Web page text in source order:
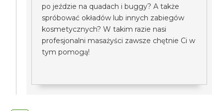
po jeździe na quadach i buggy? A także
spróbować okładów lub innych zabiegów
kosmetycznych? W takim razie nasi
profesjonalni masażyści zawsze chętnie Ci w
tym pomogą!